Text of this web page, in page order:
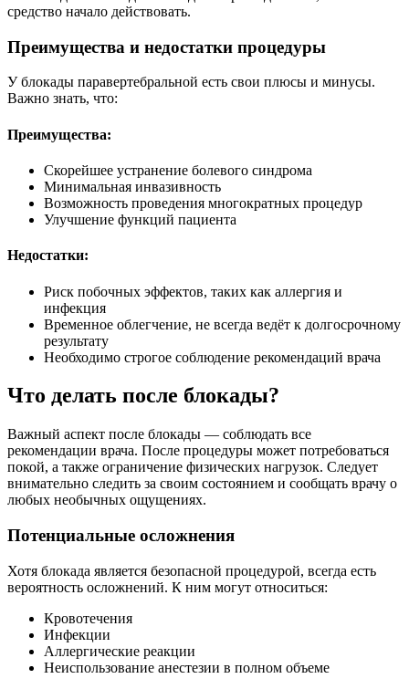
средство начало действовать.
Преимущества и недостатки процедуры
У блокады паравертебральной есть свои плюсы и минусы.
Важно знать, что:
Преимущества:
Скорейшее устранение болевого синдрома
Минимальная инвазивность
Возможность проведения многократных процедур
Улучшение функций пациента
Недостатки:
Риск побочных эффектов, таких как аллергия и
инфекция
Временное облегчение, не всегда ведёт к долгосрочному
результату
Необходимо строгое соблюдение рекомендаций врача
Что делать после блокады?
Важный аспект после блокады — соблюдать все
рекомендации врача. После процедуры может потребоваться
покой, а также ограничение физических нагрузок. Следует
внимательно следить за своим состоянием и сообщать врачу о
любых необычных ощущениях.
Потенциальные осложнения
Хотя блокада является безопасной процедурой, всегда есть
вероятность осложнений. К ним могут относиться:
Кровотечения
Инфекции
Аллергические реакции
Неиспользование анестезии в полном объеме